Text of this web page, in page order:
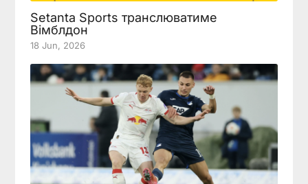
Setanta Sports транслюватиме
Вімблдон
18 Jun, 2026